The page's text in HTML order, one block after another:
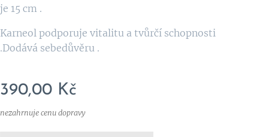
je 15 cm .
Karneol podporuje vitalitu a tvůrčí schopnosti
.Dodává sebedůvěru .
390,00 Kč
nezahrnuje cenu dopravy